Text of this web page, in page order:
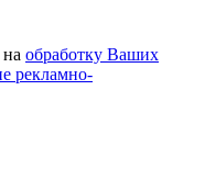
обработку Ваших
рекламно-